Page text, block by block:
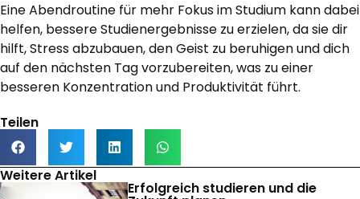
Eine Abendroutine für mehr Fokus im Studium kann dabei
helfen, bessere Studienergebnisse zu erzielen, da sie dir
hilft, Stress abzubauen, den Geist zu beruhigen und dich
auf den nächsten Tag vorzubereiten, was zu einer
besseren Konzentration und Produktivität führt.
Teilen
Weitere Artikel
Erfolgreich studieren und die